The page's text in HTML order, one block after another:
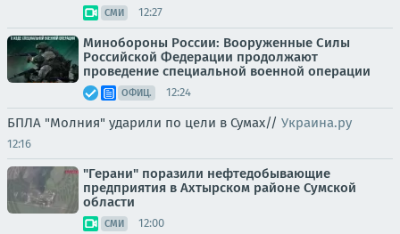
СМИ 12:27
Минобороны России: Вооруженные Силы
Российской Федерации продолжают
проведение специальной военной операции
ОФИЦ. 12:24
БПЛА "Молния" ударили по цели в Сумах// Украина.ру
12:16
"Герани" поразили нефтедобывающие
предприятия в Ахтырском районе Сумской
области
СМИ 12:00